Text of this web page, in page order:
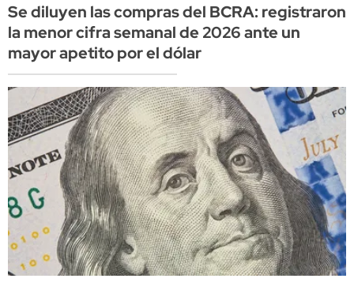
Se diluyen las compras del BCRA: registraron
la menor cifra semanal de 2026 ante un
mayor apetito por el dólar